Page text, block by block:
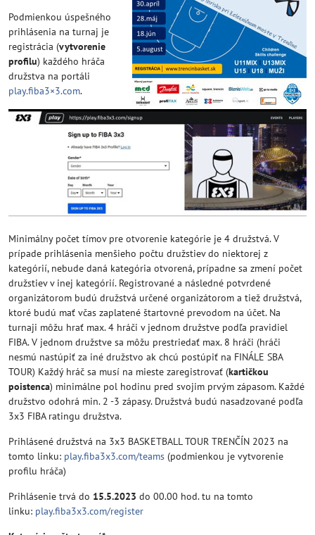
Podmienkou úspešného
prihlásenia na turnaj je
registrácia (vytvorenie
profilu) každého hráča
družstva na portáli
play.fiba3×3.com.
Minimálny počet tímov pre otvorenie kategórie je 4 družstvá. V
prípade prihlásenia menšieho počtu družstiev do niektorej z
kategórií, nebude daná kategória otvorená, prípadne sa zmení počet
družstiev v inej kategórií. Registrované a následné potvrdené
organizátorom budú družstvá určené organizátorom a tiež družstvá,
ktoré budú mať včas zaplatené štartovné prevodom na účet. Na
turnaji môžu hrať max. 4 hráči v jednom družstve podľa pravidiel
FIBA. V jednom družstve sa môžu prestriedať max. 8 hráči (hráči
nesmú nastúpiť za iné družstvo ak chcú postúpiť na FINÁLE SBA
TOUR) Každý hráč sa musí na mieste zaregistrovať (kartičkou
poistenca) minimálne pol hodinu pred svojim prvým zápasom. Každé
družstvo odohrá min. 2 -3 zápasy. Družstvá budú nasadzované podľa
3x3 FIBA ratingu družstva.
Prihlásené družstvá na 3x3 BASKETBALL TOUR TRENČÍN 2023 na
tomto linku: play.fiba3x3.com/teams (podmienkou je vytvorenie
profilu hráča)
Prihlásenie trvá do 15.5.2023 do 00.00 hod. tu na tomto
linku: play.fiba3x3.com/register